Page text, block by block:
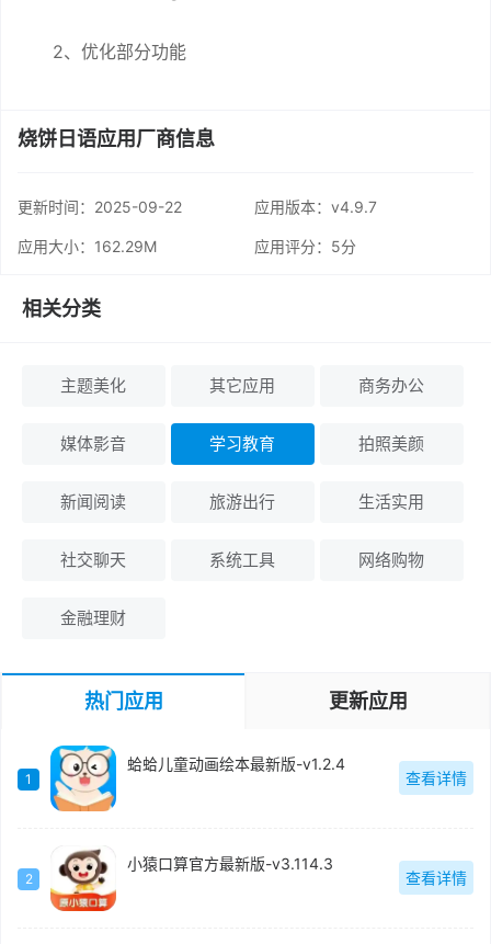
2、优化部分功能
烧饼日语应用厂商信息
更新时间： 2025-09-22 应用版本：v4.9.7
应用大小：162.29M 应用评分： 5分
相关分类
主题美化 其它应用 商务办公
媒体影音 学习教育 拍照美颜
新闻阅读 旅游出行 生活实用
社交聊天 系统工具 网络购物
金融理财
热门应用 更新应用
1
蛤蛤儿童动画绘本最新版-v1.2.4
查看详情
2
小猿口算官方最新版-v3.114.3
查看详情